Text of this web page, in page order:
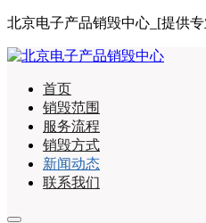
北京电子产品销毁中心_[提供
首页
销毁范围
服务流程
销毁方式
新闻动态
联系我们